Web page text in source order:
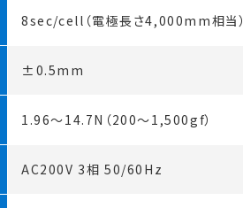
8sec/cell（電極長さ4,000mm相当）
±0.5mm
1.96〜14.7N（200〜1,500gf）
AC200V 3相 50/60Hz